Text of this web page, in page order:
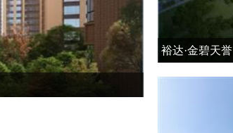
裕达·金碧天誉